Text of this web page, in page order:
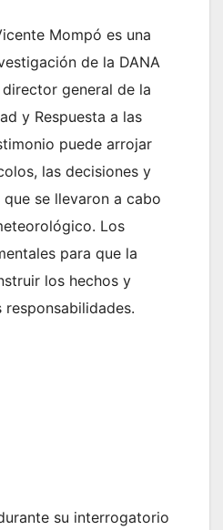
Mompó es una
de la DANA
general de la
y Respuesta a las
puede arrojar
las decisiones y
se llevaron a cabo
Los
para que la
los hechos y
su interrogatorio